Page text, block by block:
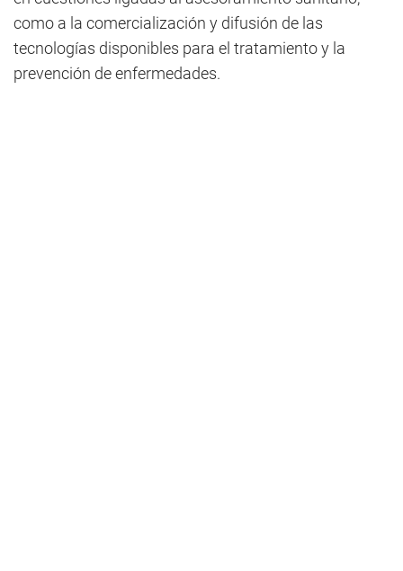
como a la comercialización y difusión de las
tecnologías disponibles para el tratamiento y la
prevención de enfermedades.